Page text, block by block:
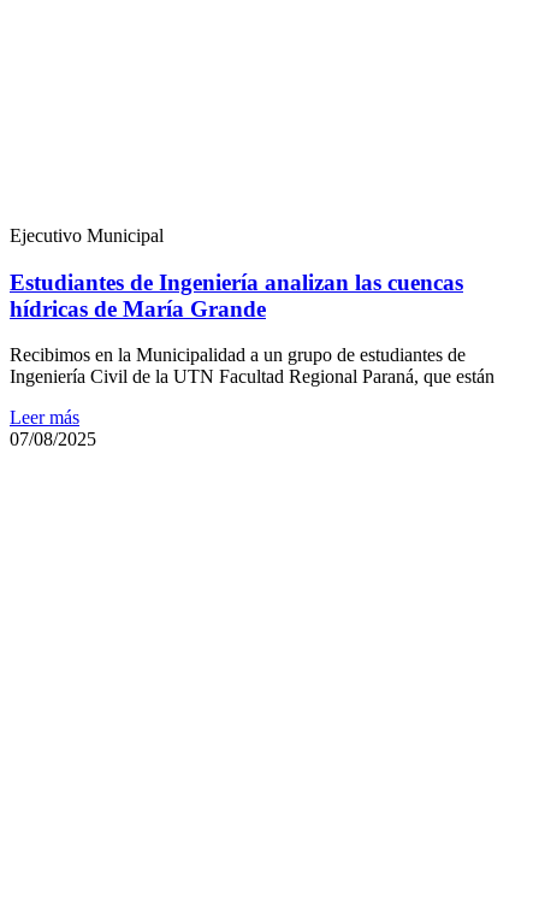
Ejecutivo Municipal
Estudiantes de Ingeniería analizan las cuencas
hídricas de María Grande
Recibimos en la Municipalidad a un grupo de estudiantes de
Ingeniería Civil de la UTN Facultad Regional Paraná, que están
Leer más
07/08/2025